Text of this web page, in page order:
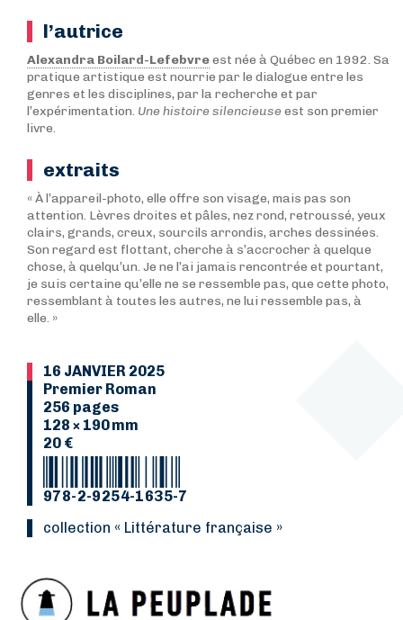
l’autrice
Alexandra Boilard-Lefebvreest née à Québec en 1992. Sa
pratique artistique est nourrie par le dialogue entre les
genres et les disciplines, par la recherche et par
l’expérimentation. Une histoire silencieuseest son premier
livre.
extraits
« À l’appareil-photo, elle offre son visage, mais pas son
attention. Lèvres droites et pâles, nez rond, retroussé, yeux
clairs, grands, creux, sourcils arrondis, arches dessinées.
Son regard est flottant, cherche à s’accrocher à quelque
chose, à quelqu’un. Je ne l’ai jamais rencontrée et pourtant,
je suis certaine qu’elle ne se ressemble pas, que cette photo,
ressemblant à toutes les autres, ne lui ressemble pas, à
elle. »
16 JANVIER 2025
Premier Roman
256 pages
128 × 190 mm
20 €
978-2-9254-1635-7
collection « Littérature française »